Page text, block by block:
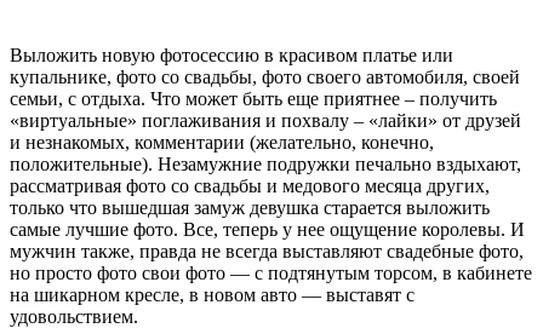
Выложить новую фотосессию в красивом платье или
купальнике, фото со свадьбы, фото своего автомобиля, своей
семьи, с отдыха. Что может быть еще приятнее – получить
«виртуальные» поглаживания и похвалу – «лайки» от друзей
и незнакомых, комментарии (желательно, конечно,
положительные). Незамужние подружки печально вздыхают,
рассматривая фото со свадьбы и медового месяца других,
только что вышедшая замуж девушка старается выложить
самые лучшие фото. Все, теперь у нее ощущение королевы. И
мужчин также, правда не всегда выставляют свадебные фото,
но просто фото свои фото — с подтянутым торсом, в кабинете
на шикарном кресле, в новом авто — выставят с
удовольствием.